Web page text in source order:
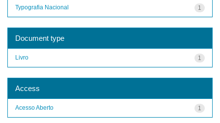
1
Typografia Nacional
Document type
1
Livro
Access
1
Acesso Aberto